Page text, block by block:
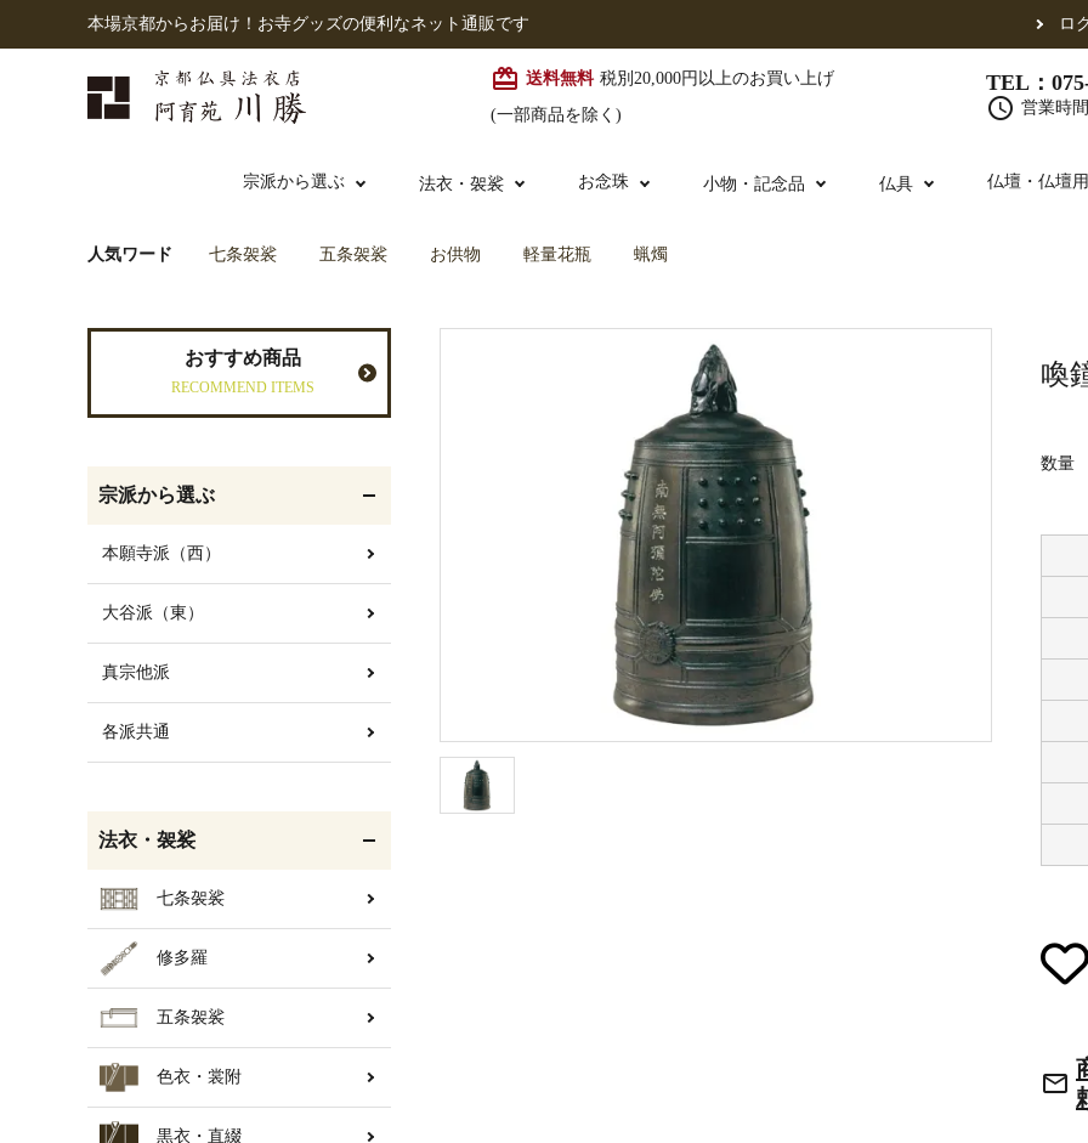
本場京都からお届け！お寺グッズの便利なネット通販です ロ
card_giftcard 送料無料 税別20,000円以上のお買い上げ
(一部商品を除く)
TEL：
schedule 営業時
宗派から選ぶ
本願寺派（西） 大谷派（東）
法衣・袈裟
布袍・間衣
草履・はきもの
法衣かばん・
お念珠
本連念珠（僧侶用）
小物・記念品
ふくさ・風呂敷
書籍
仏具
宮殿・厨子・須弥壇
金香炉・花瓶・火立
ご法要用品・箱類
欄間・障子・襖・翠簾 喚鐘・梵鐘・銅
仏壇・仏壇
お仏壇の引き取り
人気ワード 七条袈裟 五条袈裟 お供物 軽量花瓶 蝋燭
喚
数量
mail_outline
おすすめ商品
RECOMMEND ITEMS
宗派から選ぶ
本願寺派（西）
大谷派（東）
真宗他派
各派共通
法衣・袈裟
七条袈裟
修多羅
五条袈裟
色衣・裳附
黒衣・直綴